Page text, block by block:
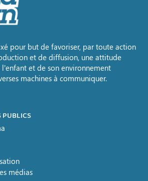
pour but de favoriser, par toute action
et de diffusion, une attitude
et de son environnement
machines à communiquer.
PUBLICS
médias